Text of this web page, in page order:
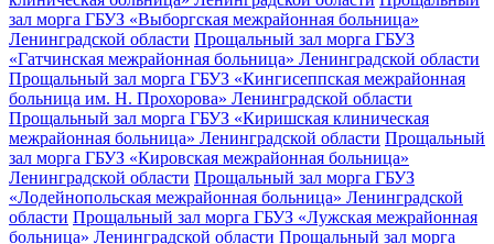
зал морга ГБУЗ «Выборгская межрайонная больница»
Ленинградской области Прощальный зал морга ГБУЗ
«Гатчинская межрайонная больница» Ленинградской области
Прощальный зал морга ГБУЗ «Кингисеппская межрайонная
больница им. Н. Прохорова» Ленинградской области
Прощальный зал морга ГБУЗ «Киришская клиническая
межрайонная больница» Ленинградской области Прощальный
зал морга ГБУЗ «Кировская межрайонная больница»
Ленинградской области Прощальный зал морга ГБУЗ
«Лодейнопольская межрайонная больница» Ленинградской
области Прощальный зал морга ГБУЗ «Лужская межрайонная
больница» Ленинградской области Прощальный зал морга